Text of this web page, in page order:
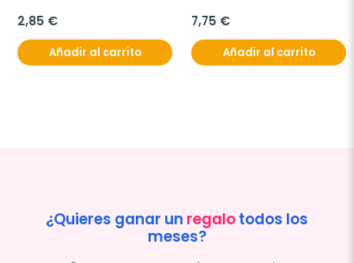
2,85 €
Añadir al carrito
7,75 €
Añadir al carrito
¿Quieres ganar un regalotodos los
meses?